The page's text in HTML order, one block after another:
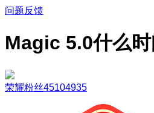
问题反馈
Magic 5.0什么
荣耀粉丝45104935